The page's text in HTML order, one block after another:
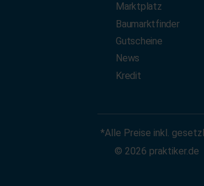
Marktplatz
Baumarktfinder
Gutscheine
News
Kredit
*Alle Preise inkl.
© 2026 praktiker.de